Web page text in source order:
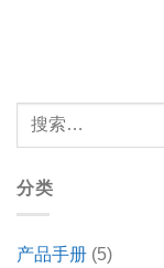
分类
产品手册 (5)